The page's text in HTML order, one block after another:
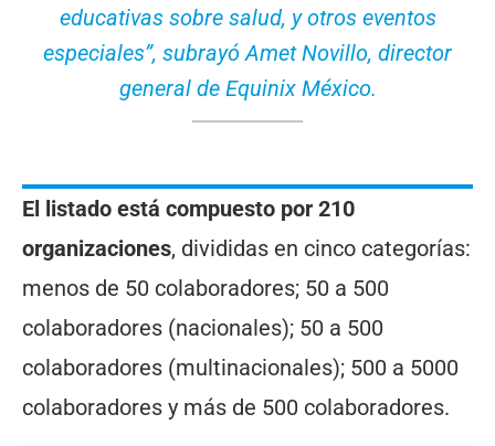
educativas sobre salud, y otros eventos
especiales”, subrayó Amet Novillo, director
general de Equinix México.
El listado está compuesto por 210
organizaciones, divididas en cinco categorías:
menos de 50 colaboradores; 50 a 500
colaboradores (nacionales); 50 a 500
colaboradores (multinacionales); 500 a 5000
colaboradores y más de 500 colaboradores.